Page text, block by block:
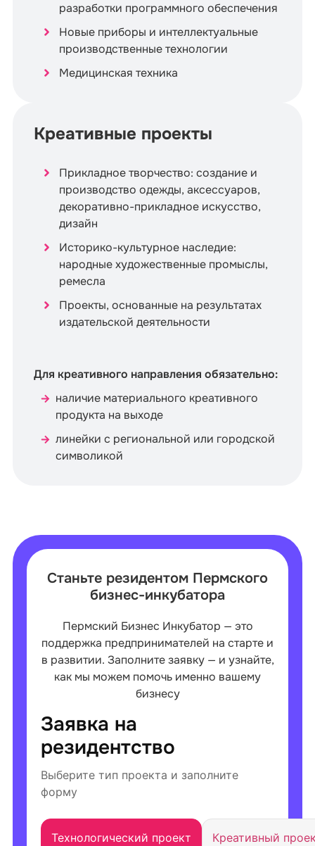
разработки программного обеспечения
Новые приборы и интеллектуальные
производственные технологии
Медицинская техника
Креативные проекты
Прикладное творчество: создание и
производство одежды, аксессуаров,
декоративно-прикладное искусство,
дизайн
Историко-культурное наследие:
народные художественные промыслы,
ремесла
Проекты, основанные на результатах
издательской деятельности
Для креативного направления обязательно:
наличие материального креативного
продукта на выходе
линейки с региональной или городской
символикой
Станьте резидентом Пермского
бизнес-инкубатора
Пермский Бизнес Инкубатор — это
поддержка предпринимателей на старте и
в развитии. Заполните заявку — и узнайте,
как мы можем помочь именно вашему
бизнесу
Заявка на
резидентство
Выберите тип проекта и заполните
форму
Технологический проект Креативный